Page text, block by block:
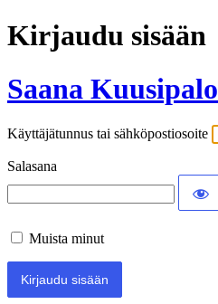
Kirjaudu sisään
Saana Kuusipalo
Käyttäjätunnus tai sähköpostiosoite
Salasana
Muista minut